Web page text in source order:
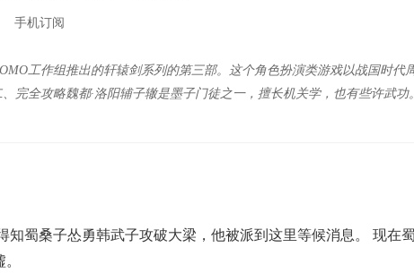
手机订阅
工作组推出的轩辕剑系列的第三部。这个角色扮演类游戏以战国时代
完全攻略魏都·洛阳辅子辙是墨子门徒之一，擅长机关学，也有些许武
桑子怂勇韩武子攻破大梁，他被派到这里等候消息。 现在